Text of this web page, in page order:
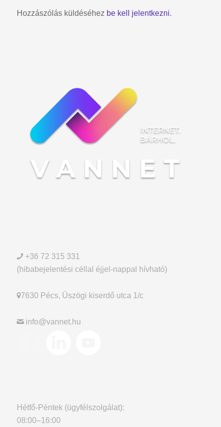
Hozzászólás küldéséhez be kell jelentkezni.
+36 72 315 331
(hibabejelentési céllal éjjel-nappal hívható)
7630 Pécs, Üszögi kiserdő utca 1/c
info@vannet.hu
Hétfő-Péntek (ügyfélszolgálat):
08:00–16:00